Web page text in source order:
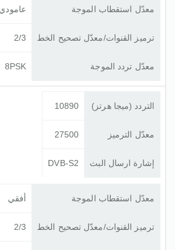
معدّل استقطاب الموجة عامودي
ترميز القنوات/معدّل تصحيح الخط 2/3
معدّل تردد الموجة 8PSK
التردد (ميجا هرتز) 10890
معدّل الترميز 27500
إشارة ارسال البث DVB-S2
معدّل استقطاب الموجة أفقي
ترميز القنوات/معدّل تصحيح الخط 2/3